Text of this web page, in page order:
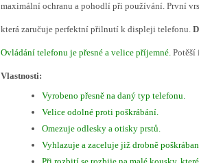
maximální ochranu a pohodlí při používání. První
která zaručuje perfektní přilnutí k displeji telefonu.
Ovládání telefonu je přesné a velice příjemné. Potěší
Vlastnosti:
Vyrobeno přesně na daný typ telefonu.
Velice odolné proti poškrábání.
Omezuje odlesky a otisky prstů.
Vyhlazuje a zaceluje již drobně